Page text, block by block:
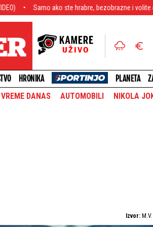
ako ste hrabre, bezobrazne i volite da u vas bulje:
HRONIKA PLANETA
VREME DANAS AUTOMOBILI NIKOLA
Izvor: M.V.